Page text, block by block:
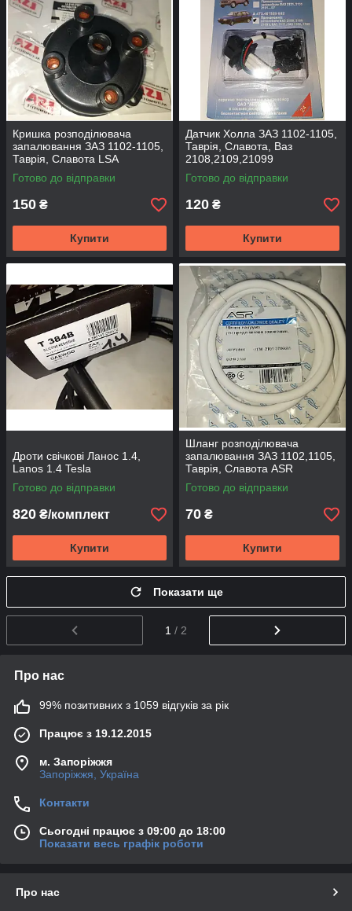
Кришка розподілювача
запалювання ЗАЗ 1102-1105,
Таврія, Славота LSA
Готово до відправки
150 ₴
Купити
Датчик Холла ЗАЗ 1102-1105,
Таврія, Славота, Ваз
2108,2109,21099
Готово до відправки
120 ₴
Купити
Дроти свічкові Ланос 1.4,
Lanos 1.4 Tesla
Готово до відправки
820 ₴/комплект
Купити
Шланг розподілювача
запалювання ЗАЗ 1102,1105,
Таврія, Славота ASR
Готово до відправки
70 ₴
Купити
Показати ще
1 / 2
Про нас
99% позитивних з 1059 відгуків за рік
Працює з 19.12.2015
м. Запоріжжя
Запоріжжя, Україна
Контакти
Сьогодні працює з 09:00 до 18:00
Показати весь графік роботи
Про нас